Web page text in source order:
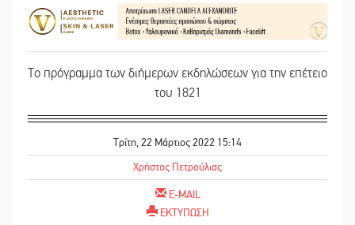
Το πρόγραμμα των διήμερων εκδηλώσεων για την επέτειο
του 1821
Τρίτη, 22 Μάρτιος 2022 15:14
Χρήστος Πετρούλιας
E-MAIL
ΕΚΤΥΠΩΣΗ